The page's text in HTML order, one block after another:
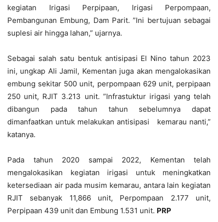
kegiatan Irigasi Perpipaan, Irigasi Perpompaan,
Pembangunan Embung, Dam Parit. ”Ini bertujuan sebagai
suplesi air hingga lahan,” ujarnya.
Sebagai salah satu bentuk antisipasi El Nino tahun 2023
ini, ungkap Ali Jamil, Kementan juga akan mengalokasikan
embung sekitar 500 unit, perpompaan 629 unit, perpipaan
250 unit, RJIT 3.213 unit. ”Infrastuktur irigasi yang telah
dibangun pada tahun tahun sebelumnya dapat
dimanfaatkan untuk melakukan antisipasi kemarau nanti,”
katanya.
Pada tahun 2020 sampai 2022, Kementan telah
mengalokasikan kegiatan irigasi untuk meningkatkan
ketersediaan air pada musim kemarau, antara lain kegiatan
RJIT sebanyak 11,866 unit, Perpompaan 2.177 unit,
Perpipaan 439 unit dan Embung 1.531 unit. PRP